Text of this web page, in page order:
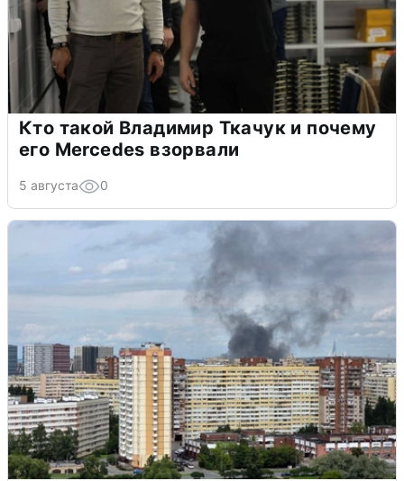
Кто такой Владимир Ткачук и почему
его Mercedes взорвали
5 августа 0